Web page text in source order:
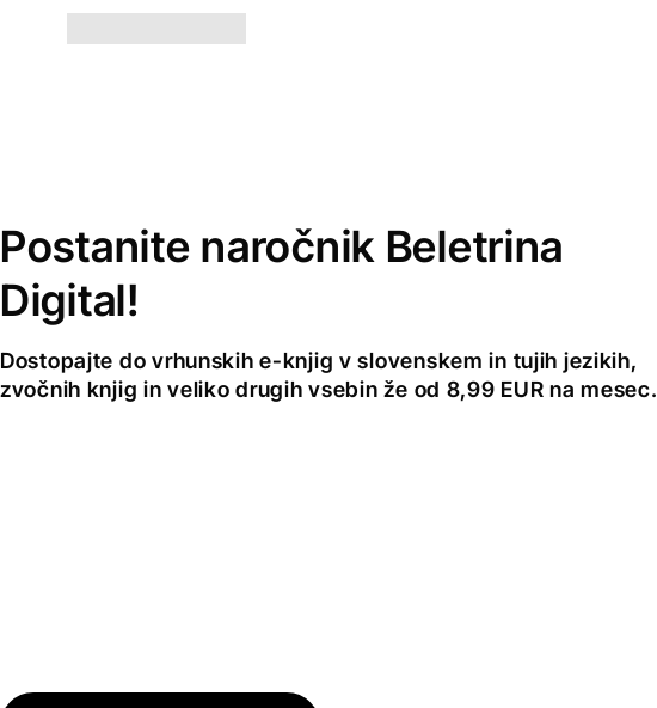
Postanite naročnik Beletrina
Digital!
Dostopajte do vrhunskih e-knjig v slovenskem in tujih jezikih,
zvočnih knjig in veliko drugih vsebin že od 8,99 EUR na mesec.